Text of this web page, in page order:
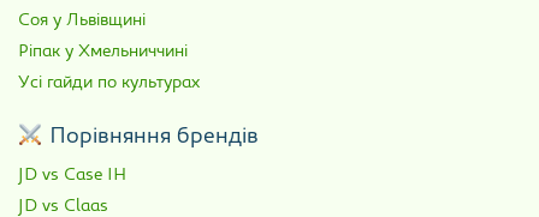
Соя у Львівщині
Ріпак у Хмельниччині
Усі гайди по культурах
Порівняння брендів
JD vs Case IH
JD vs Claas